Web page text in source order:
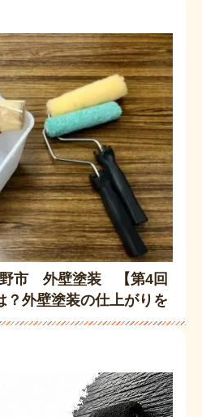
野市 外壁塗装 【第4回
？外壁塗装の仕上がりを
ロが解説